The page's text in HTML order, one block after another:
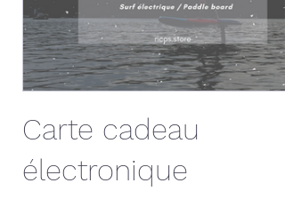
Carte cadeau
électronique